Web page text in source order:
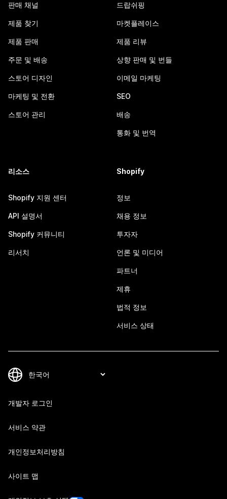
판매 채널
제품 찾기
제품 판매
주문 및 배송
스토어 디자인
마케팅 및 전환
스토어 관리
드랍쉬핑
마켓플레이스
제품 리뷰
상향 판매 및 번들
이메일 마케팅
SEO
배송
통화 및 번역
리소스
Shopify 지원 센터
API 설명서
Shopify 커뮤니티
리서치
Shopify
정보
채용 정보
투자자
언론 및 미디어
파트너
제휴
법적 정보
서비스 상태
개발자 로그인
서비스 약관
개인정보처리방침
사이트 맵